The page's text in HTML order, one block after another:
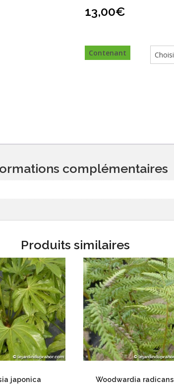
13,00€
Contenant
complémentaires
Produits similaires
japonica Woodwardia radicans